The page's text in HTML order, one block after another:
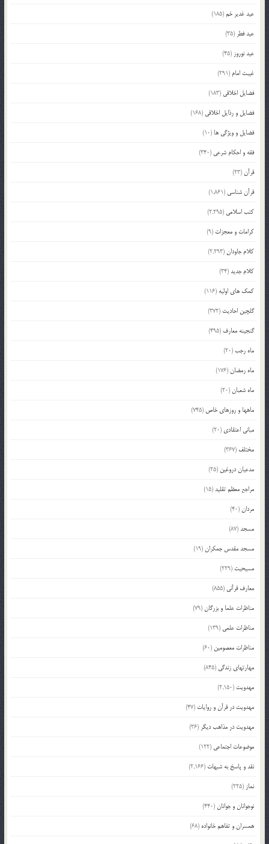
عید غدیر خم(185)
عید فطر (35)
عید نوروز (45)
غیبت امام (291)
فضایل اخلاقی (183)
فضایل و رذایل اخلاقی (168)
فضایل و ویژگی ها (10)
فقه و احکام شرعی (340)
قرآن(23)
قرآن شناسی (1,861)
کتب اسلامی (2,295)
کرامات و معجزات (9)
کلام جاودان(2,293)
کلام جدید(34)
کمک های اولیه (116)
گلچین احادیث (372)
گنجینه معارف (495)
ماه رجب(20)
ماه رمضان(176)
ماه شعبان(20)
ماهها و روزهای خاص (745)
مبانی اعتقادی (20)
مختلف (367)
مدعیان دروغین (25)
مراجع معظم تقلید(15)
مردان(40)
مسجد(87)
مسجد مقدس جمکران(19)
مسیحیت (229)
معارف قرآنی (855)
مناظرات علما و بزرگان(79)
مناظرات علمی (139)
مناظرات معصومین (60)
مهارتهای زندگی (845)
مهدویت (2,150)
مهدویت در قرآن و روایات (47)
مهدویت در مذاهب دیگر (36)
موضوعات اجتماعی (122)
نقد و پاسخ به شبهات (2,166)
نماز (225)
نوجوانان و جوانان(440)
همسران و تفاهم خانواده (68)